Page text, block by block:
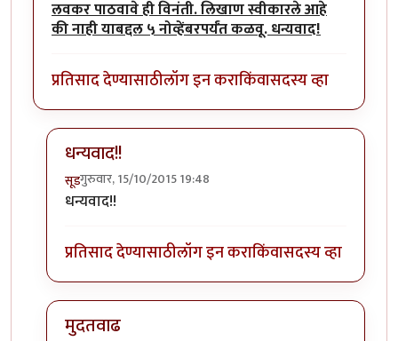
लवकर पाठवावे ही विनंती. लिखाण स्वीकारले आहे
की नाही याबद्दल ५ नोव्हेंबरपर्यंत कळवू. धन्यवाद!
प्रतिसाद देण्यासाठीलॉग इन कराकिंवासदस्य व्हा
धन्यवाद!!
सूडगुरुवार, 15/10/2015 19:48
In reply to
धन्यवाद!!
प्रतिसाद देण्यासाठीलॉग इन कराकिंवासदस्य व्हा
मुदतवाढ